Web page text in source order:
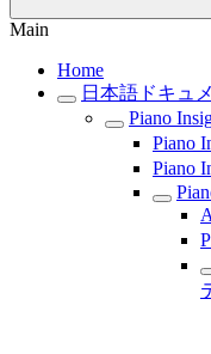
Main
Home
日本語ドキュ
Piano
Piano
Piano